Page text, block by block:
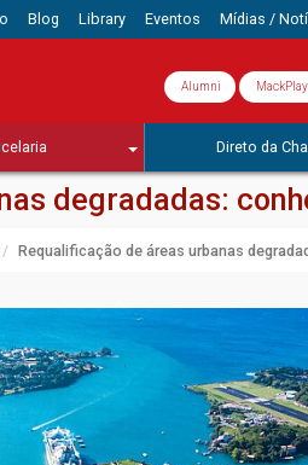
Blog Library Eventos Mídias /
Alumni MackPlay
Direto da
degradadas:
Requalificação de áreas urbanas